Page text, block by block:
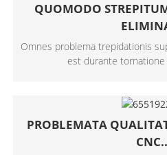
QUOMODO
Omnes problema trepidationis
est durante tornatione
PROBLEMATA